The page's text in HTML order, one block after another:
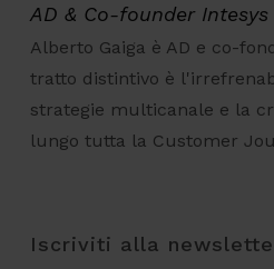
AD & Co-founder Intesys
Alberto Gaiga è AD e co-
tratto distintivo è
strategie multicanale e la
lungo tutta la Customer
Iscriviti alla